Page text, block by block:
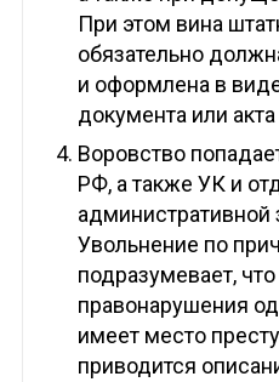
При этом вина
обязательно
и оформлена в
документа или
Воровство
РФ, а также УК и
административной
Увольнение по
подразумевает,
правонарушения
имеет место
приводится